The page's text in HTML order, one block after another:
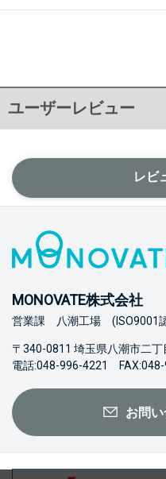
ユーザーレビュー
レビ
MONOVATE株式会社
営業課 八潮工場 (ISO9001
〒340-0811 埼玉県八潮市二丁
電話:048-996-4221 FAX:048-
お問